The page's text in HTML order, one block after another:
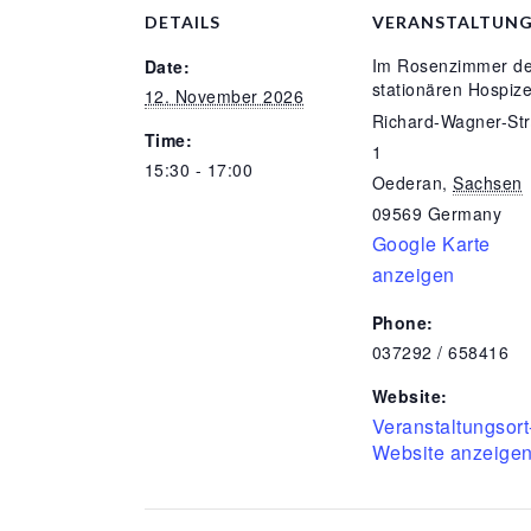
DETAILS
Date:
12. November 2026
Time:
15:30 - 17:00
Im Rosenzimmer
stationären
Richard-Wagner-
1
Oederan, Sachsen
09569 Germany
Google Karte
anzeigen
Phone:
037292 / 658416
Website:
Website anzeigen